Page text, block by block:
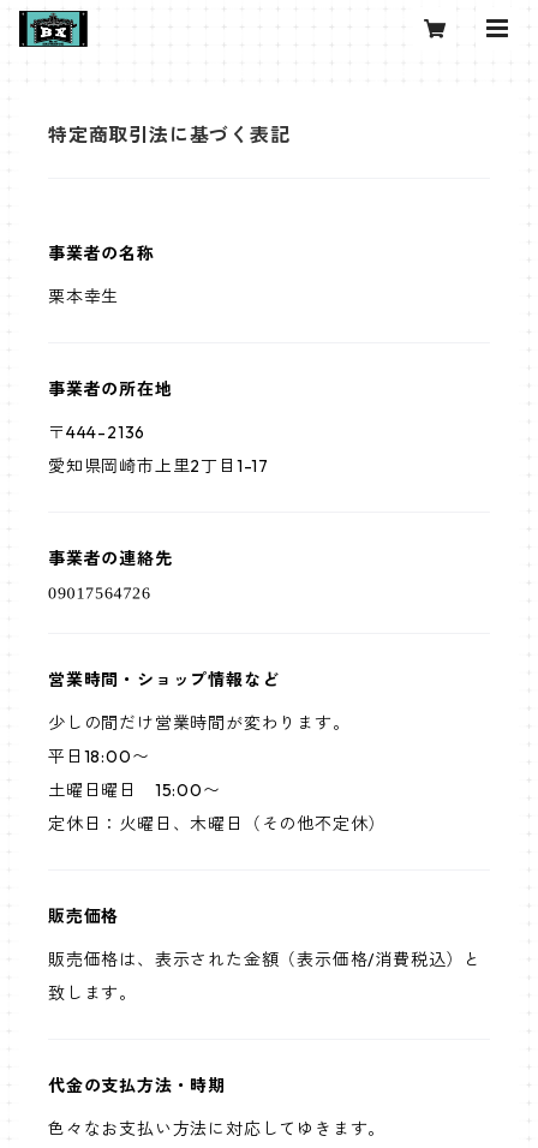
特定商取引法に基づく表記
事業者の名称
栗本幸生
事業者の所在地
〒444-2136
愛知県岡崎市上里2丁目1-17
事業者の連絡先
営業時間・ショップ情報など
少しの間だけ営業時間が変わります。
平日18:00〜
土曜日曜日 15:00〜
定休日：火曜日、木曜日（その他不定休）
販売価格
販売価格は、表示された金額（表示価格/消費税込）と
致します。
代金の支払方法・時期
色々なお支払い方法に対応してゆきます。